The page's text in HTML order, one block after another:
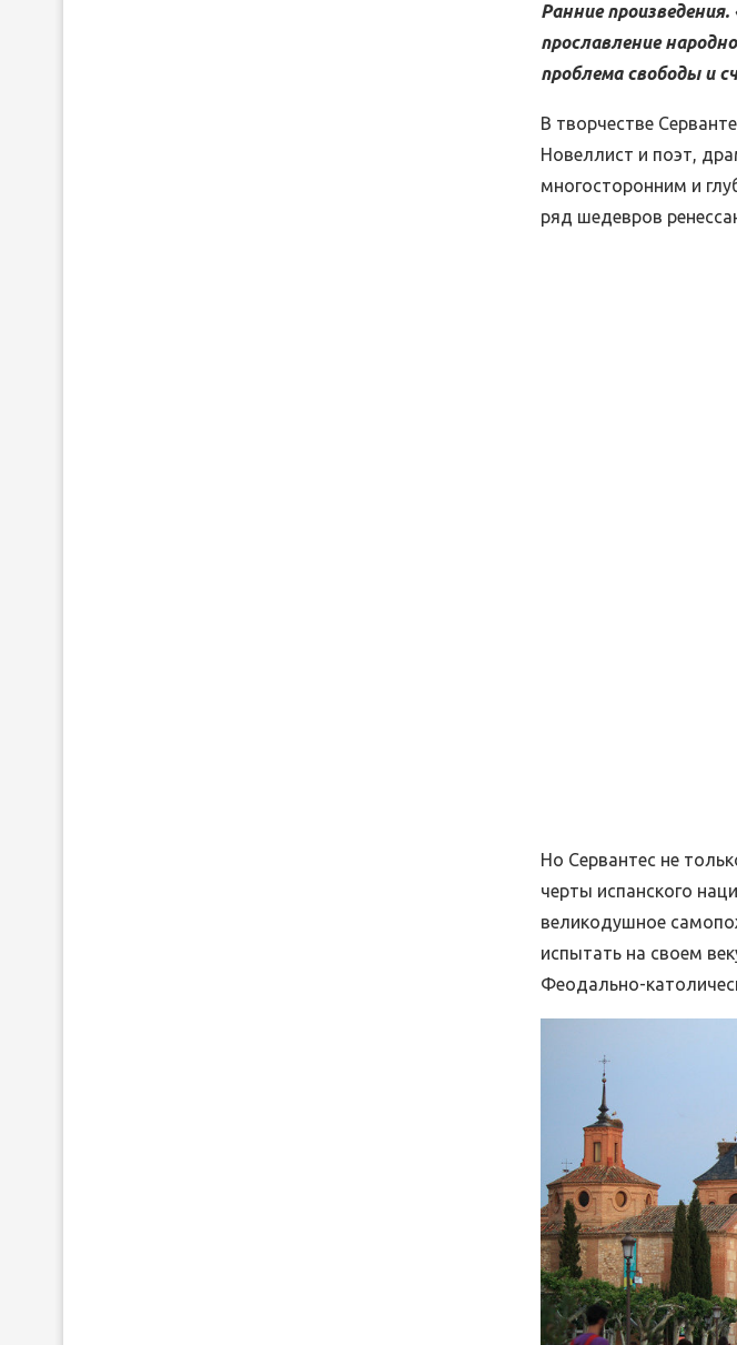
Ранние
прославление
проблема свободы и
В творчестве
Новеллист и поэт,
многосторонним и
ряд шедевров
Но Сервантес не
черты испанского
великодушное
испытать на своем
Феодально-